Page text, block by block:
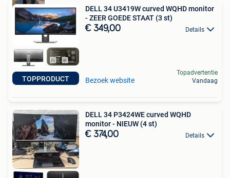
TOPPRODUCT
DELL 34 U3419W curved WQHD monitor
- ZEER GOEDE STAAT (3 st)
€ 349,00 Details
Bezoek website
Topadvertentie
Vandaag
DELL 34 P3424WE curved WQHD
monitor - NIEUW (4 st)
€ 374,00 Details